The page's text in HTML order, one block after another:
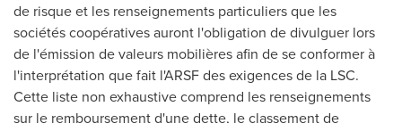
de risque et les renseignements particuliers que les
sociétés coopératives auront l'obligation de divulguer lors
de l'émission de valeurs mobilières afin de se conformer à
l'interprétation que fait l'ARSF des exigences de la LSC.
Cette liste non exhaustive comprend les renseignements
sur le remboursement d'une dette, le classement de